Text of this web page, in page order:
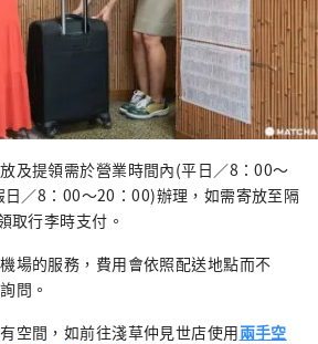
及提領需於營業時間內(平日／8：00～
／8：00～20：00)辦理，如需寄放至隔
取行李時支付。
場的服務，費用會依照配送地點而不
問。
空間，如前往淺草仲見世店使用兩手空